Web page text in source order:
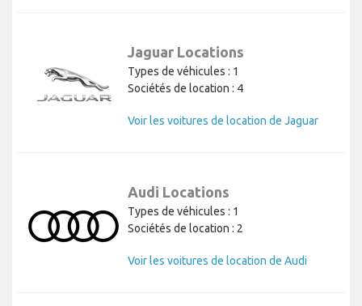
Jaguar Locations
Types de véhicules : 1
Sociétés de location : 4
Voir les voitures de location de Jaguar
Audi Locations
Types de véhicules : 1
Sociétés de location : 2
Voir les voitures de location de Audi